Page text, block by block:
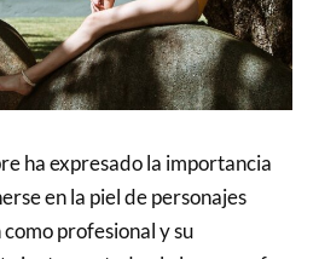
ha expresado la importancia
en la piel de personajes
profesional y su